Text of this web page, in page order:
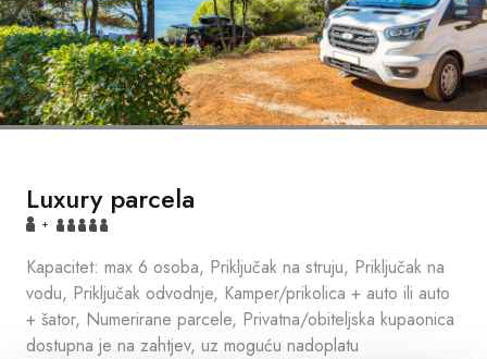
Luxury parcela
+
Kapacitet: max 6 osoba, Priključak na struju, Priključak na
vodu, Priključak odvodnje, Kamper/prikolica + auto ili auto
+ šator, Numerirane parcele, Privatna/obiteljska kupaonica
dostupna je na zahtjev, uz moguću nadoplatu